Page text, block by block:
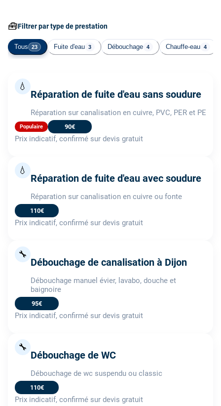
🧰Filtrer par type de prestation
Tous 23 Fuite d'eau 3 Débouchage 4 Chauffe-eau 4
💧
Réparation de fuite d'eau sans soudure
Réparation sur canalisation en cuivre, PVC, PER et PE
Populaire 90€
Prix indicatif, confirmé sur devis gratuit
💧
Réparation de fuite d'eau avec soudure
Réparation sur canalisation en cuivre ou fonte
110€
Prix indicatif, confirmé sur devis gratuit
🔧
Débouchage de canalisation à Dijon
Débouchage manuel évier, lavabo, douche et
baignoire
95€
Prix indicatif, confirmé sur devis gratuit
🔧
Débouchage de WC
Débouchage de wc suspendu ou classic
110€
Prix indicatif, confirmé sur devis gratuit